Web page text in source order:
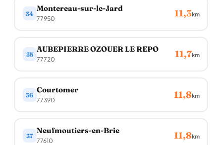
34
Montereau-sur-le-Jard
77950 11,3km
35
AUBEPIERRE OZOUER LE REPO
77720 11,7km
36
Courtomer
77390 11,8km
37
Neufmoutiers-en-Brie
77610 11,8km